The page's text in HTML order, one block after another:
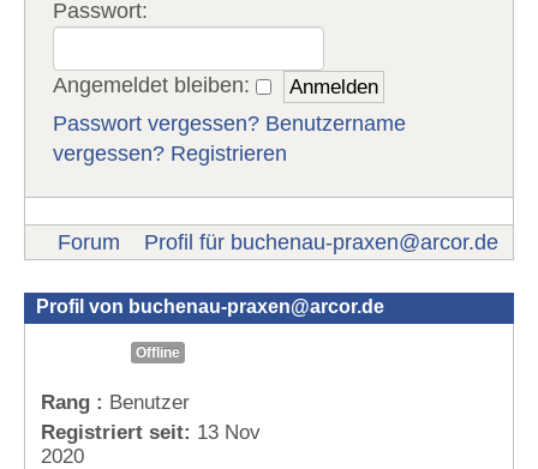
Passwort:
Angemeldet bleiben:
Passwort vergessen? Benutzername
vergessen? Registrieren
Forum Profil für buchenau-praxen@arcor.de
Profil von buchenau-praxen@arcor.de
Offline
Rang : Benutzer
Registriert seit: 13 Nov
2020